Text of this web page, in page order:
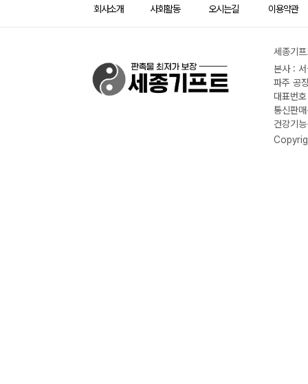
회사소개 사회활동 오시는길 이용약관
세종기
본사 :
파주 공
대표번
통신판
건강기